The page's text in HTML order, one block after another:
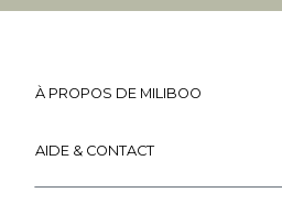
À PROPOS DE MILIBOO
AIDE & CONTACT